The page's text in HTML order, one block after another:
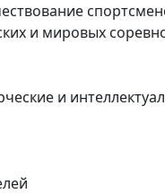
и мировых
и